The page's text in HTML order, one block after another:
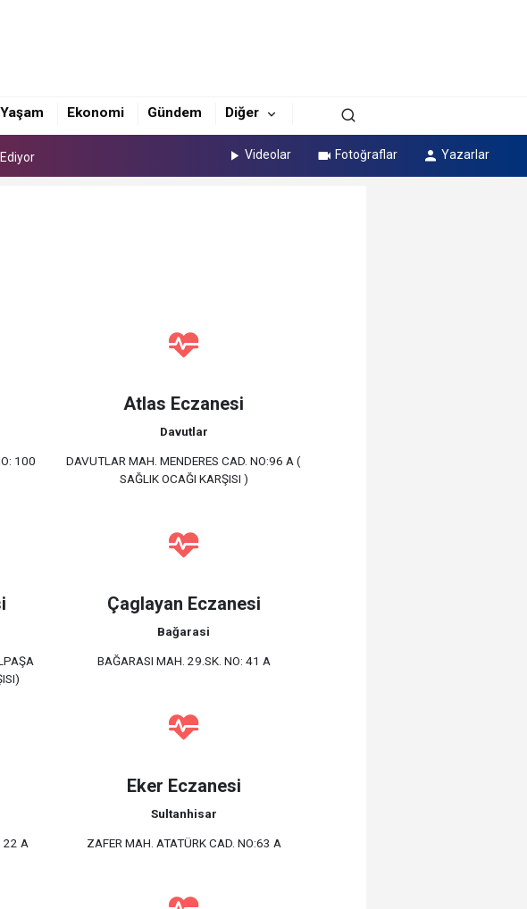
Yaşam Ekonomi Gündem Diğer
Videolar Fotoğraflar Yazarlar
100
Atlas Eczanesi
Davutlar
DAVUTLAR MAH. MENDERES CAD. NO:96 A (
SAĞLIK OCAĞI KARŞISI )
Çaglayan Eczanesi
Bağarasi
BAĞARASI MAH. 29.SK. NO: 41 A
22 A
Eker Eczanesi
Sultanhisar
ZAFER MAH. ATATÜRK CAD. NO:63 A